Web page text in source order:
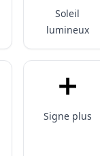
Soleil
lumineux
➕️
Signe plus